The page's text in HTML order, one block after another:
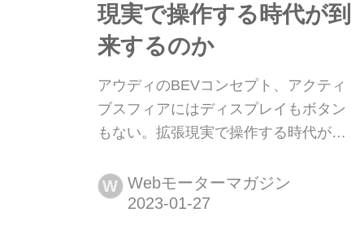
現実で操作する時代が到
来するのか
アウディのBEVコンセプト、アクティ
ブスフィアにはディスプレイもボタン
もない。拡張現実で操作する時代が到
AGは電気自動車のスフィアコンセプ
トカーの第4弾、アクティブスフィア
W Webモーターマガジン